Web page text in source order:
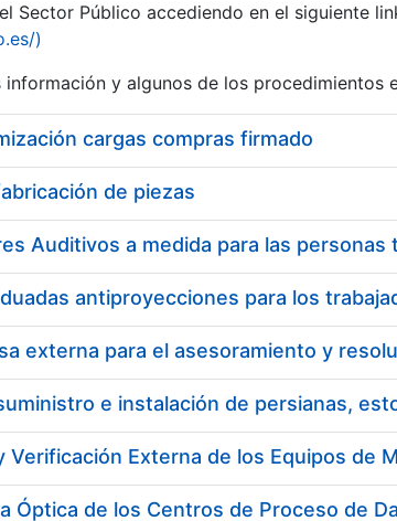
Sector Público accediendo en el siguiente
)
y algunos de los procedimientos
cargas compras firmado
de piezas
e instalación de persianas,